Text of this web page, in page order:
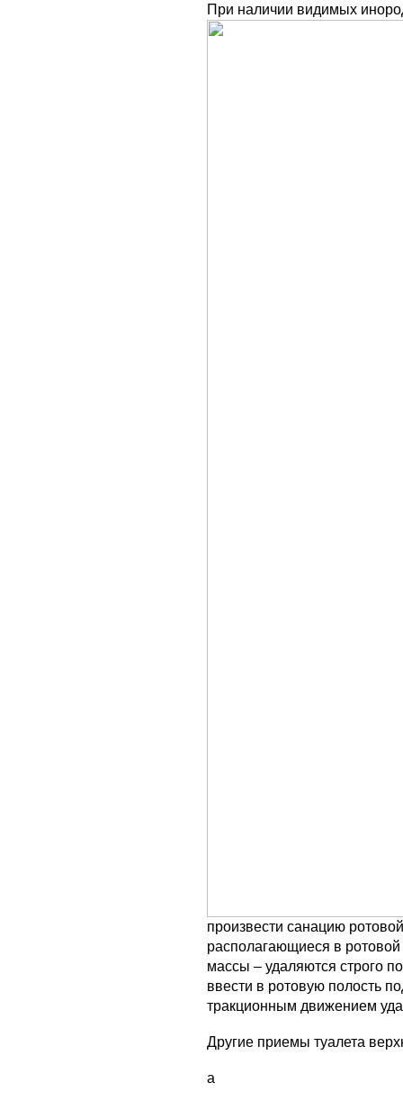
П ри наличии видимых
произвести санацию
располагающиеся в
массы – удаляются строго
ввести в ротовую полость
тракционным движением
Другие приемы туалета
а